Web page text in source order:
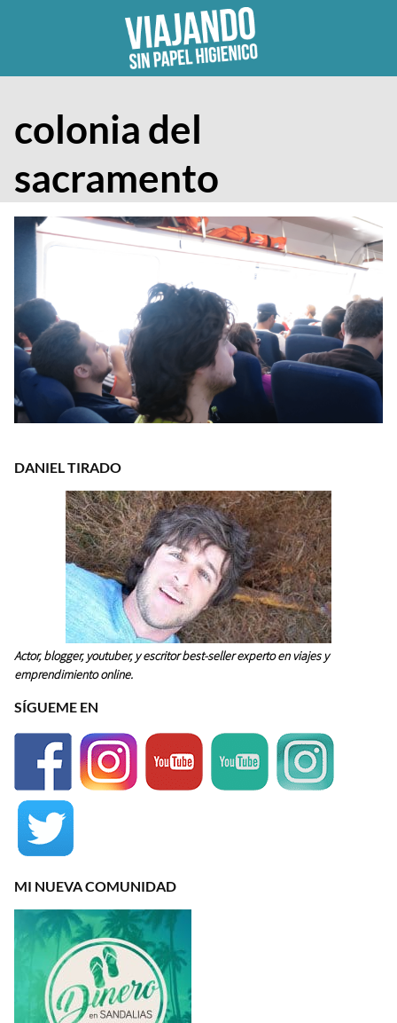
colonia del
sacramento
DANIEL TIRADO
Actor, blogger, youtuber, y escritor best-seller experto en viajes y
emprendimiento online.
SÍGUEME EN
MI NUEVA COMUNIDAD